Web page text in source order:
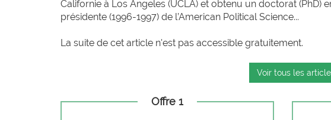
Californie à Los Angeles (UCLA) et obtenu un doctorat (PhD)
présidente (1996-1997) de l’American Political Science...
La suite de cet article n'est pas accessible gratuitement.
Voir tous les
Offre 1